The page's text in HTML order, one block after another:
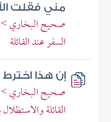
مني فقلت
صحيح البخاري >
السفر عند القائلة
إن هذا
صحيح البخاري >
القائلة